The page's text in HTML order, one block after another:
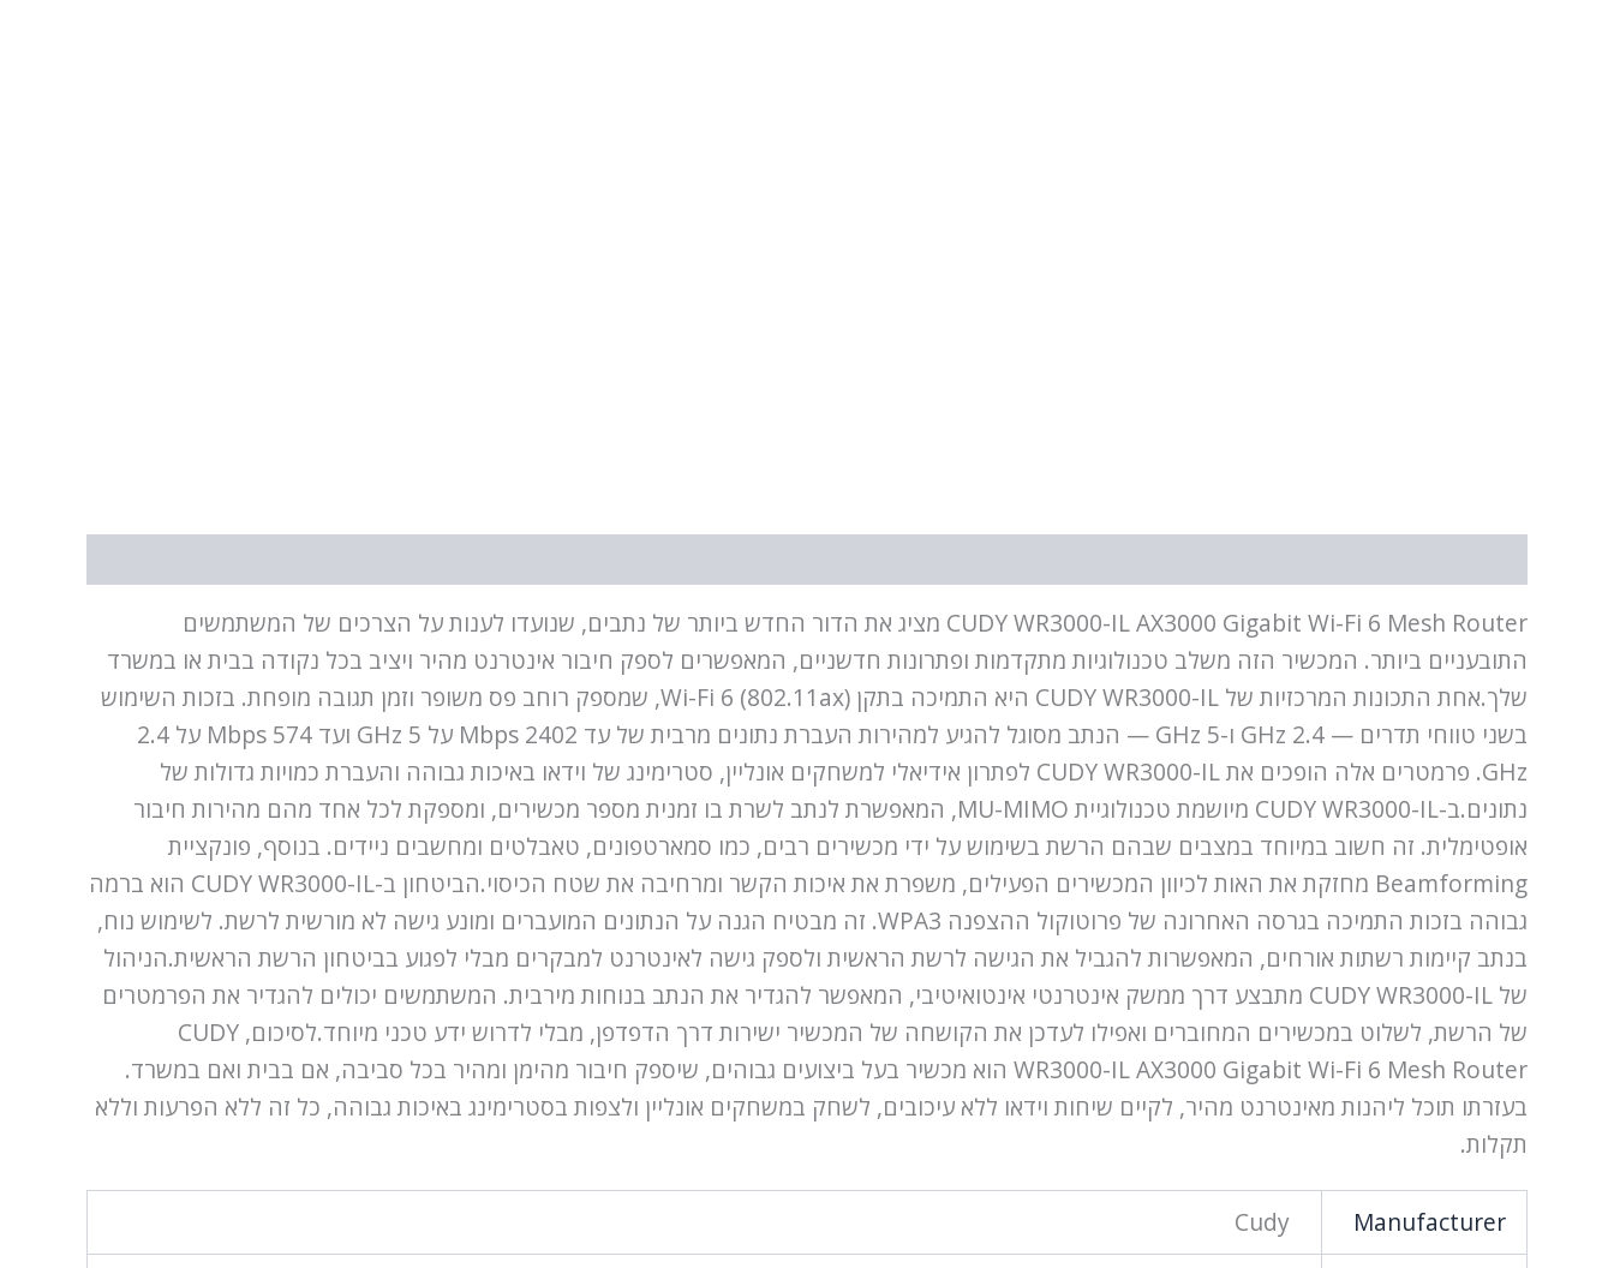
CUDY WR3000-IL AX3000 Gigabit Wi-Fi 6 Mesh Router מציג את הדור החדש ביותר של נתבים, שנועדו לענות על הצרכים של המשתמשים
התובעניים ביותר. המכשיר הזה משלב טכנולוגיות מתקדמות ופתרונות חדשניים, המאפשרים לספק חיבור אינטרנט מהיר ויציב בכל נקודה בבית או במשרד
שלך.אחת התכונות המרכזיות של CUDY WR3000-IL היא התמיכה בתקן Wi-Fi 6 (802.11ax), שמספק רוחב פס משופר וזמן תגובה מופחת. בזכות השימוש
בשני טווחי תדרים — 2.4 GHz ו-5 GHz — הנתב מסוגל להגיע למהירות העברת נתונים מרבית של עד 2402 Mbps על 5 GHz ועד 574 Mbps על 2.4
GHz. פרמטרים אלה הופכים את CUDY WR3000-IL לפתרון אידיאלי למשחקים אונליין, סטרימינג של וידאו באיכות גבוהה והעברת כמויות גדולות של
נתונים.ב-CUDY WR3000-IL מיושמת טכנולוגיית MU-MIMO, המאפשרת לנתב לשרת בו זמנית מספר מכשירים, ומספקת לכל אחד מהם מהירות חיבור
אופטימלית. זה חשוב במיוחד במצבים שבהם הרשת בשימוש על ידי מכשירים רבים, כמו סמארטפונים, טאבלטים ומחשבים ניידים. בנוסף, פונקציית
Beamforming מחזקת את האות לכיוון המכשירים הפעילים, משפרת את איכות הקשר ומרחיבה את שטח הכיסוי.הביטחון ב-CUDY WR3000-IL הוא ברמה
גבוהה בזכות התמיכה בגרסה האחרונה של פרוטוקול ההצפנה WPA3. זה מבטיח הגנה על הנתונים המועברים ומונע גישה לא מורשית לרשת. לשימוש נוח,
בנתב קיימות רשתות אורחים, המאפשרות להגביל את הגישה לרשת הראשית ולספק גישה לאינטרנט למבקרים מבלי לפגוע בביטחון הרשת הראשית.הניהול
של CUDY WR3000-IL מתבצע דרך ממשק אינטרנטי אינטואיטיבי, המאפשר להגדיר את הנתב בנוחות מירבית. המשתמשים יכולים להגדיר את הפרמטרים
של הרשת, לשלוט במכשירים המחוברים ואפילו לעדכן את הקושחה של המכשיר ישירות דרך הדפדפן, מבלי לדרוש ידע טכני מיוחד.לסיכום, CUDY
WR3000-IL AX3000 Gigabit Wi-Fi 6 Mesh Router הוא מכשיר בעל ביצועים גבוהים, שיספק חיבור מהימן ומהיר בכל סביבה, אם בבית ואם במשרד.
בעזרתו תוכל ליהנות מאינטרנט מהיר, לקיים שיחות וידאו ללא עיכובים, לשחק במשחקים אונליין ולצפות בסטרימינג באיכות גבוהה, כל זה ללא הפרעות וללא
תקלות.
Manufacturer
Cudy